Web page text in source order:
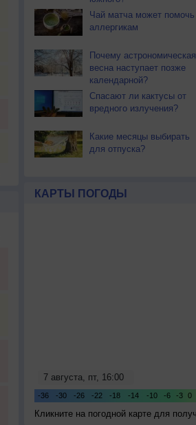
Чай матча может помочь
аллергикам
Почему астрономическая
весна наступает позже
календарной?
Спасают ли кактусы от
вредного излучения?
Какие месяцы выбирать
для отпуска?
КАРТЫ ПОГОДЫ
Кликните на погодной карте для